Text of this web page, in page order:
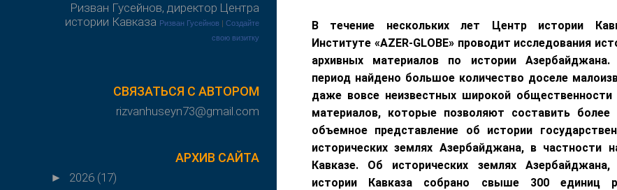
Ризван Гусейнов, директор Центра
истории Кавказа Ризван Гусейнов | Создайте
свою визитку
СВЯЗАТЬСЯ С АВТОРОМ
rizvanhuseyn73@gmail.com
АРХИВ САЙТА
► 2026 (17)
В течение нескольких лет Центр истории
Институте «AZER-GLOBE» проводит исследования
архивных материалов по истории
период найдено большое количество доселе
даже вовсе неизвестных широкой общественности
материалов, которые позволяют составить более
объемное представление об истории
исторических землях Азербайджана, в частности
Кавказе. Об исторических землях
истории Кавказа собрано свыше 300 единиц